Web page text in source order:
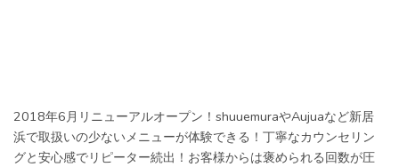
2018年6月リニューアルオープン！shuuemuraやAujuaなど新居
浜で取扱いの少ないメニューが体験できる！丁寧なカウンセリン
グと安心感でリピーター続出！お客様からは褒められる回数が圧